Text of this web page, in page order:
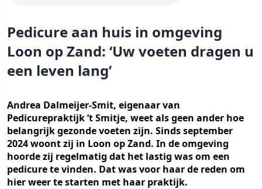
Pedicure aan huis in omgeving
Loon op Zand: ‘Uw voeten dragen u
een leven lang’
Andrea Dalmeijer-Smit, eigenaar van
Pedicurepraktijk ’t Smitje, weet als geen ander hoe
belangrijk gezonde voeten zijn. Sinds september
2024 woont zij in Loon op Zand. In de omgeving
hoorde zij regelmatig dat het lastig was om een
pedicure te vinden. Dat was voor haar de reden om
hier weer te starten met haar praktijk.